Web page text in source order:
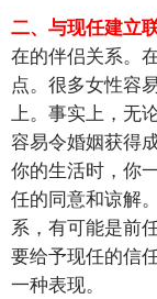
二、与现任建立
在的伴侣关系。
点。很多女性容
上。事实上，无
容易令婚姻获得
你的生活时，你
任的同意和谅解
系，有可能是前
要给予现任的信
一种表现。